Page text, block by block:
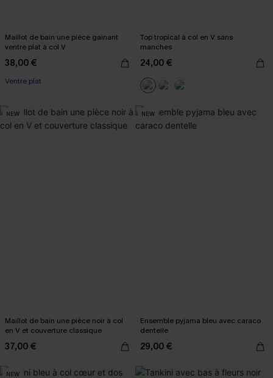
Maillot de bain une pièce gainant
ventre plat à col V
38,00 €
Ventre plat
Top tropical à col en V sans
manches
24,00 €
NEW
Maillot de bain une pièce noir à col
en V et couverture classique
37,00 €
NEW
Ensemble pyjama bleu avec caraco
dentelle
29,00 €
NEW